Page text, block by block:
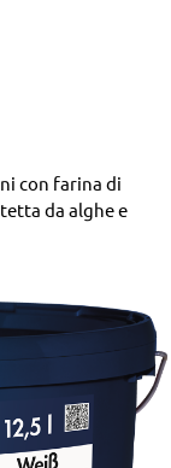
con farina di
da alghe e